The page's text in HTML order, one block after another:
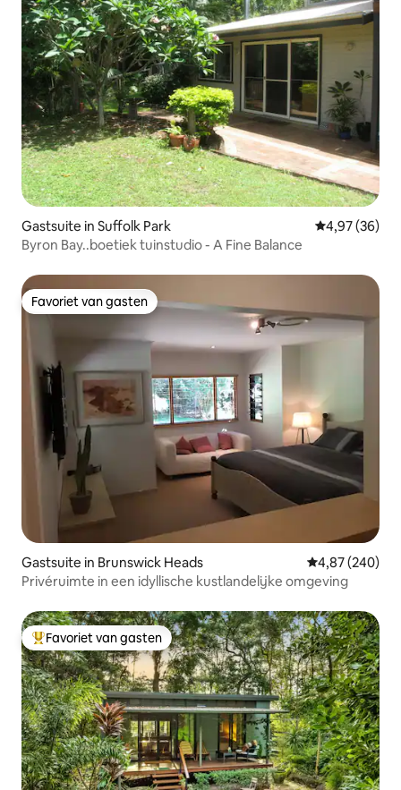
Gastsuite in Suffolk Park Gemiddelde
4,97 (36)
Byron Bay..boetiek tuinstudio - A Fine Balance
Favoriet van gasten
Favoriet van gasten
Gastsuite in Brunswick Heads Gemiddelde
4,87 (240)
Privéruimte in een idyllische kustlandelijke omgeving
Topfavoriet van gasten
Favoriet van gasten